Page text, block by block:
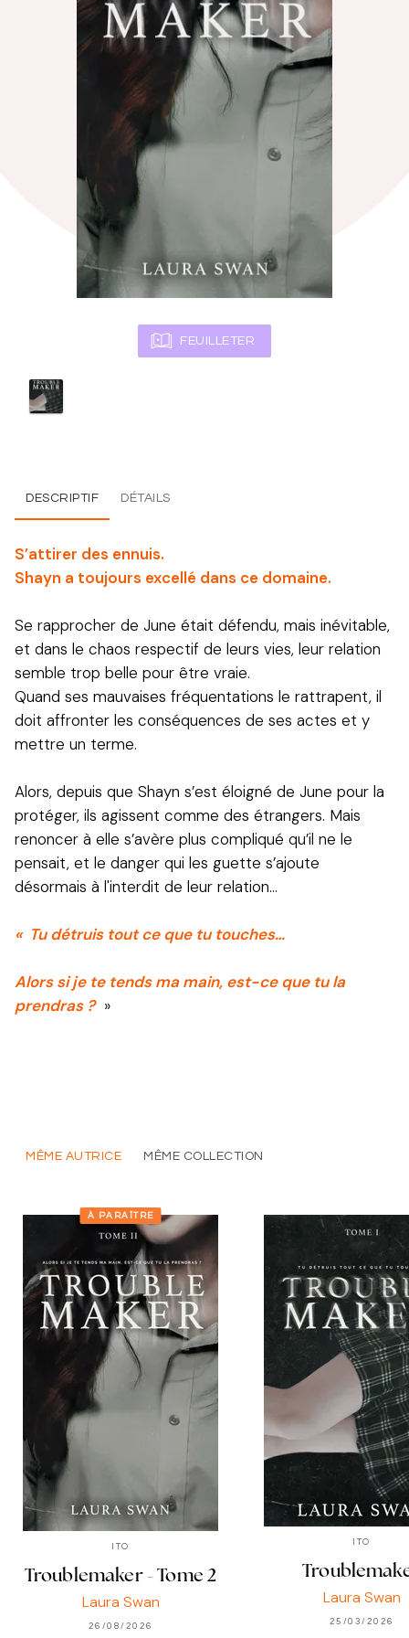
FEUILLETER
DESCRIPTIF DÉTAILS
S’attirer des ennuis.
Shayn a toujours excellé dans ce domaine.
Se rapprocher de June était défendu, mais inévitable,
et dans le chaos respectif de leurs vies, leur relation
semble trop belle pour être vraie.
Quand ses mauvaises fréquentations le rattrapent, il
doit affronter les conséquences de ses actes et y
mettre un terme.
Alors, depuis que Shayn s’est éloigné de June pour la
protéger, ils agissent comme des étrangers. Mais
renoncer à elle s’avère plus compliqué qu’il ne le
pensait, et le danger qui les guette s’ajoute
désormais à l'interdit de leur relation…
« Tu détruis tout ce que tu touches…
Alors si je te tends ma main, est-ce que tu la
prendras ?»
MÊME AUTRICE MÊME COLLECTION
À PARAÎTRE
ITO
Troublemaker - Tome 2
Laura Swan
26/08/2026
ITO
Laura Swan
25/03/2026